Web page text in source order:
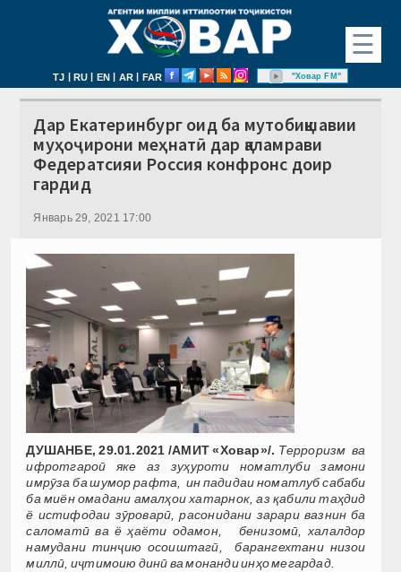
☰
TJ | RU | EN | AR | FAR "Ховар FM"
Дар Екатеринбург оид ба мутобиқшавии
муҳоҷирони меҳнатӣ дар қаламрави
Федератсияи Россия конфронс доир
гардид
Январь 29, 2021 17:00
ДУШАНБЕ, 29.01.2021 /АМИТ «Ховар»/. Терроризм ва
ифротгароӣ яке аз зуҳуроти номатлуби замони
имрӯза ба шумор рафта, ин падидаи номатлуб сабаби
ба миён омадани амалҳои хатарнок, аз қабили таҳдид
ё истифодаи зӯроварӣ, расонидани зарари вазнин ба
саломатӣ ва ё ҳаёти одамон, бенизомӣ, халалдор
намудани тинҷию осоиштагӣ, барангехтани низои
миллӣ, иҷтимоию динӣ ва монанди инҳо мегардад.